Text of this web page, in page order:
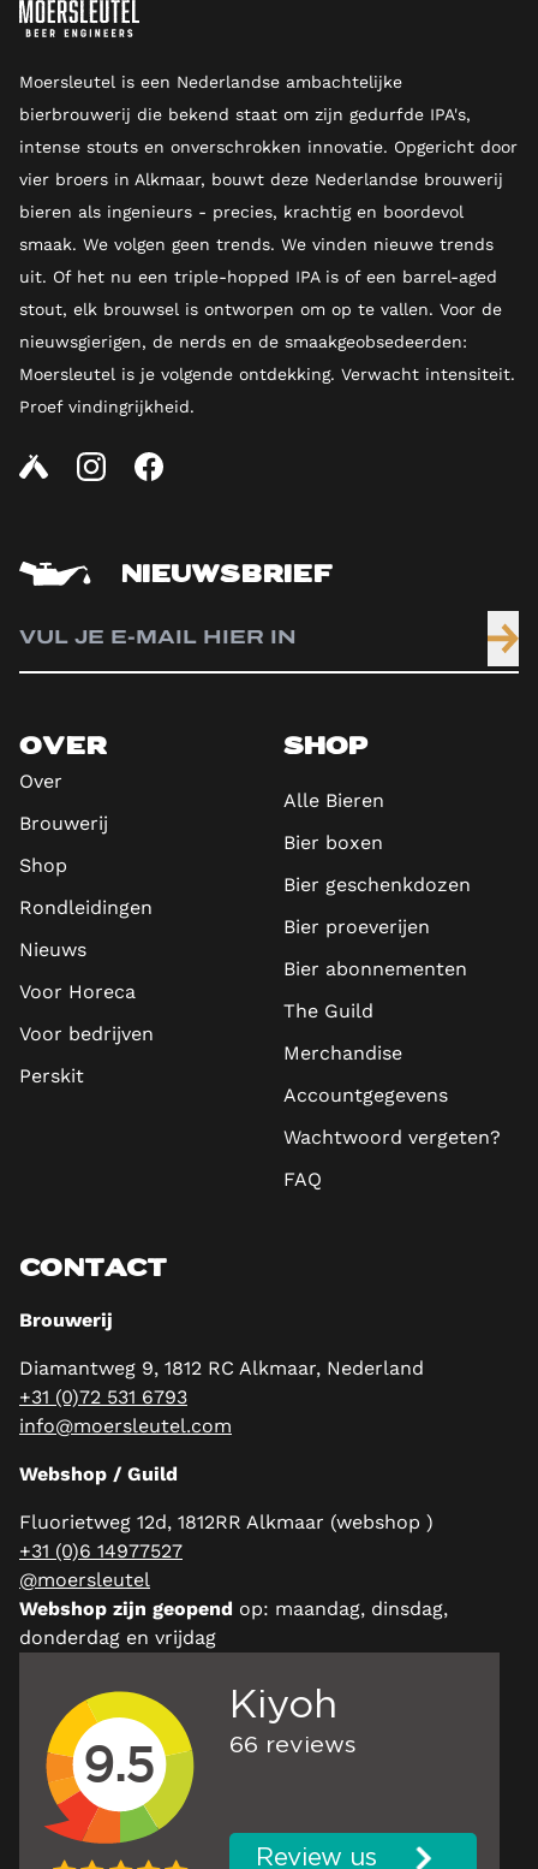
Moersleutel is een Nederlandse ambachtelijke
bierbrouwerij die bekend staat om zijn gedurfde IPA's,
intense stouts en onverschrokken innovatie. Opgericht door
vier broers in Alkmaar, bouwt deze Nederlandse brouwerij
bieren als ingenieurs - precies, krachtig en boordevol
smaak. We volgen geen trends. We vinden nieuwe trends
uit. Of het nu een triple-hopped IPA is of een barrel-aged
stout, elk brouwsel is ontworpen om op te vallen. Voor de
nieuwsgierigen, de nerds en de smaakgeobsedeerden:
Moersleutel is je volgende ontdekking. Verwacht intensiteit.
Proef vindingrijkheid.
NIEUWSBRIEF
OVER
Over
Brouwerij
Shop
Rondleidingen
Nieuws
Voor Horeca
Voor bedrijven
Perskit
SHOP
Alle Bieren
Bier boxen
Bier geschenkdozen
Bier proeverijen
Bier abonnementen
The Guild
Merchandise
Accountgegevens
Wachtwoord vergeten?
FAQ
CONTACT
Brouwerij
Diamantweg 9, 1812 RC Alkmaar, Nederland
+31 (0)72 531 6793
info@moersleutel.com
Webshop / Guild
Fluorietweg 12d, 1812RR Alkmaar (webshop )
+31 (0)6 14977527
@moersleutel
Webshop zijn geopend op: maandag, dinsdag,
donderdag en vrijdag